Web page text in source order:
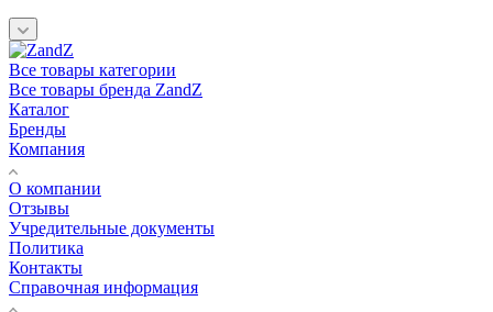
Все товары категории
Все товары бренда ZandZ
Каталог
Бренды
Компания
О компании
Отзывы
Учредительные документы
Политика
Контакты
Справочная информация